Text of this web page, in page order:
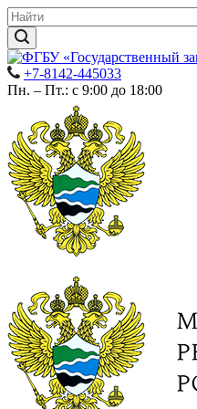
+7-8142-445033
Пн. – Пт.: с 9:00 до 18:00